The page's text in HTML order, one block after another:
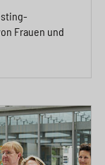
Frauen und